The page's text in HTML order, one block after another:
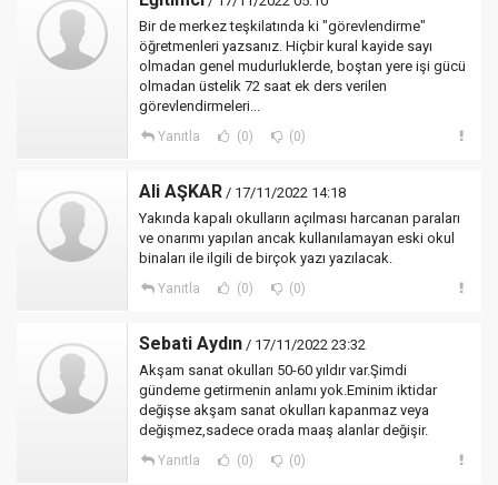
Bir de merkez teşkilatında ki "görevlendirme"
öğretmenleri yazsanız. Hiçbir kural kayide sayı
olmadan genel mudurluklerde, boştan yere işi gücü
olmadan üstelik 72 saat ek ders verilen
görevlendirmeleri...
Yanıtla (0) (0)
Ali AŞKAR / 17/11/2022 14:18
Yakında kapalı okulların açılması harcanan paraları
ve onarımı yapılan ancak kullanılamayan eski okul
binaları ile ilgili de birçok yazı yazılacak.
Yanıtla (0) (0)
Sebati Aydın / 17/11/2022 23:32
Akşam sanat okulları 50-60 yıldır var.Şimdi
gündeme getirmenin anlamı yok.Eminim iktidar
değişse akşam sanat okulları kapanmaz veya
değişmez,sadece orada maaş alanlar değişir.
Yanıtla (0) (0)